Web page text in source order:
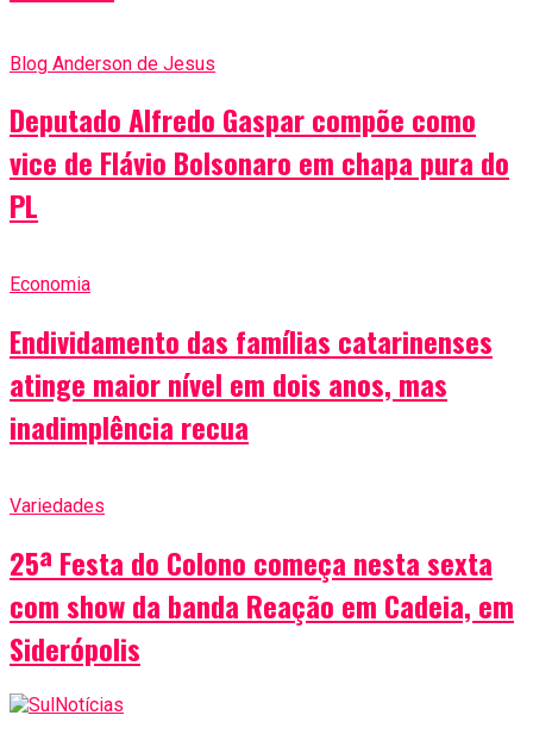
Blog Anderson de Jesus
Deputado Alfredo Gaspar compõe como
vice de Flávio Bolsonaro em chapa pura do
PL
Economia
Endividamento das famílias catarinenses
atinge maior nível em dois anos, mas
inadimplência recua
Variedades
25ª Festa do Colono começa nesta sexta
com show da banda Reação em Cadeia, em
Siderópolis